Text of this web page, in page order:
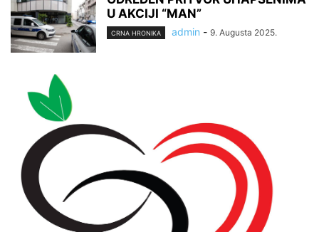
U AKCIJI “MAN”
CRNA HRONIKA admin - 9. Augusta 2025.